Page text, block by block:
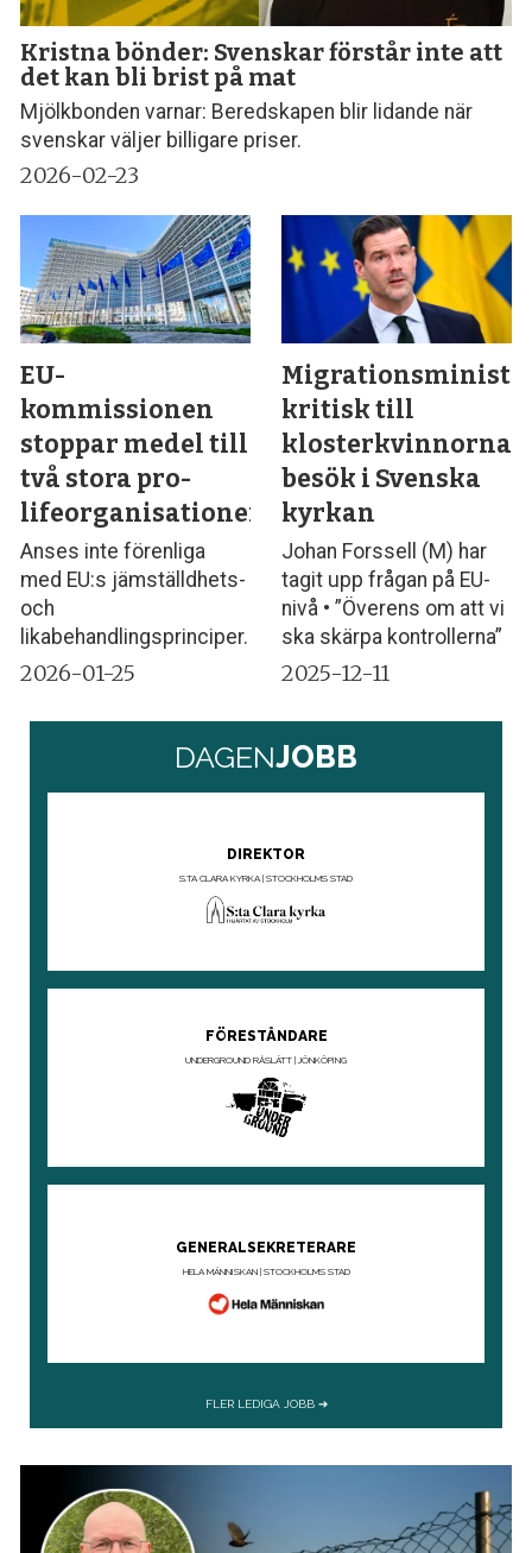
Kristna bönder: Svenskar förstår inte att
det kan bli brist på mat
Mjölkbonden varnar: Beredskapen blir lidande när
svenskar väljer billigare priser.
2026-02-23
EU-
kommissionen
stoppar medel till
två stora pro-
lifeorganisationer
Anses inte förenliga
med EU:s jämställdhets-
och
likabehandlingsprinciper.
2026-01-25
kritisk till
klosterkvinnornas
besök i Svenska
kyrkan
Johan Forssell (M) har
tagit upp frågan på EU-
nivå • ”Överens om att vi
ska skärpa kontrollerna”
2025-12-11